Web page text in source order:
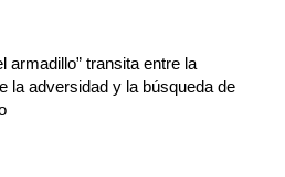
armadillo” transita entre la
la adversidad y la búsqueda de